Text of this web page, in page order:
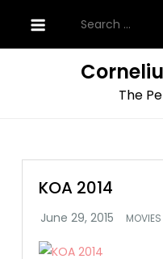
content
for:
The
KOA 2014
MOVIES